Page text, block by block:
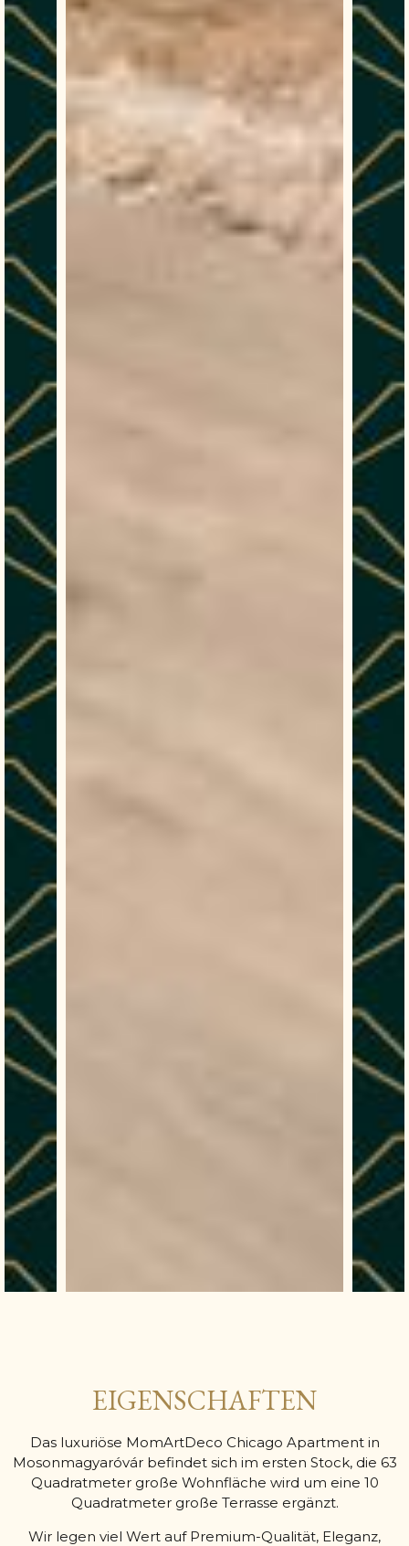
EIGENSCHAFTEN
Das luxuriöse MomArtDeco Chicago Apartment in
Mosonmagyaróvár befindet sich im ersten Stock, die 63
Quadratmeter große Wohnfläche wird um eine 10
Quadratmeter große Terrasse ergänzt.
Wir legen viel Wert auf Premium-Qualität, Eleganz,